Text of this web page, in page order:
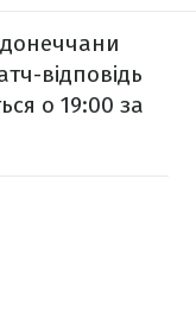
відповідь
о 19:00 за